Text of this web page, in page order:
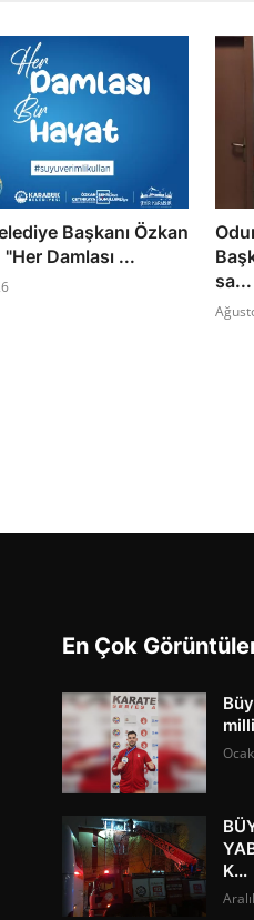
Başkanı Özkan
Damlası ...
sa...
En Çok
K...